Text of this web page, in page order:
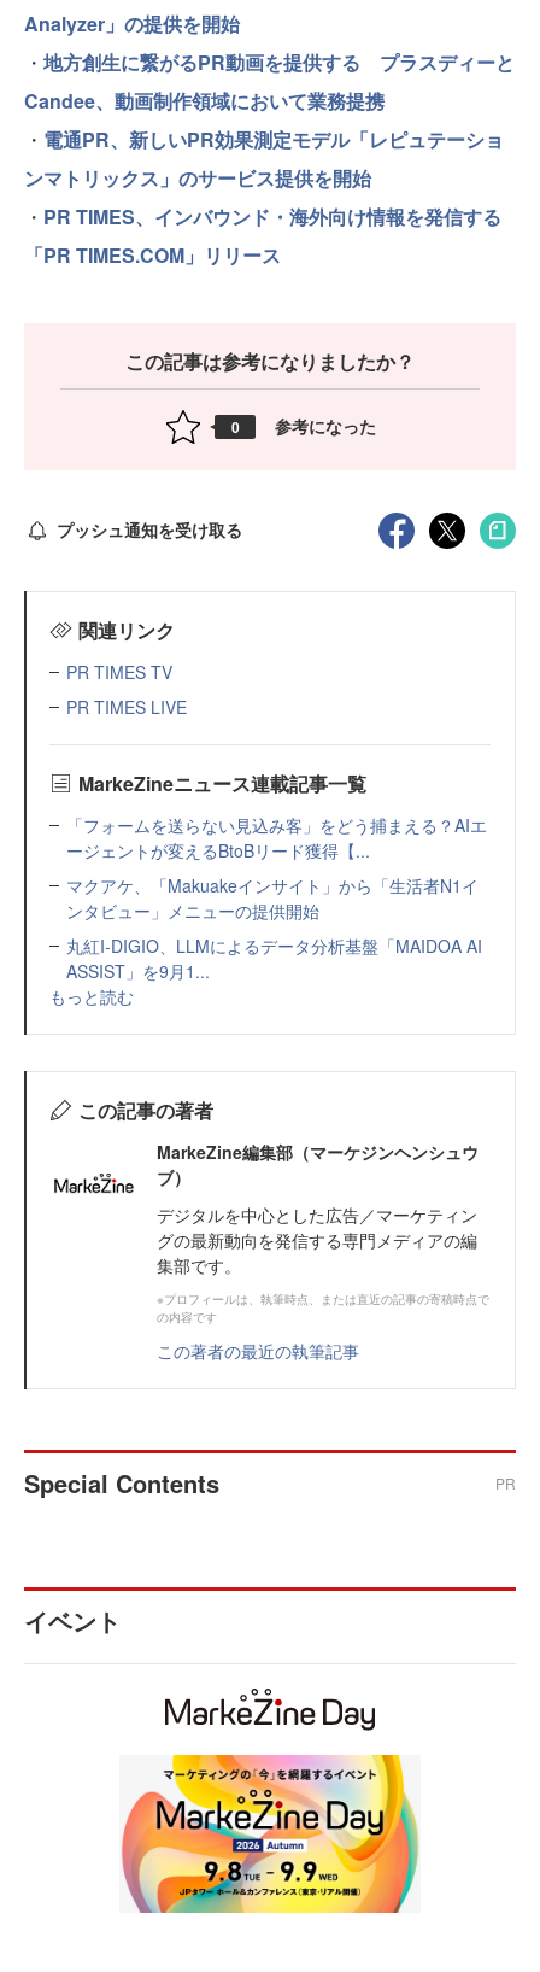
Analyzer」の提供を開始
・ 地方創生に繋がるPR動画を提供する プラスディーと
Candee、動画制作領域において業務提携
・ 電通PR、新しいPR効果測定モデル「レピュテーショ
ンマトリックス」のサービス提供を開始
・ PR TIMES、インバウンド・海外向け情報を発信する
「PR TIMES.COM」リリース
この記事は参考になりましたか？
0 参考になった
プッシュ通知を受け取る
関連リンク
PR TIMES TV
PR TIMES LIVE
MarkeZineニュース連載記事一覧
「フォームを送らない見込み客」をどう捕まえる？AIエ
ージェントが変えるBtoBリード獲得【...
マクアケ、「Makuakeインサイト」から「生活者N1イ
ンタビュー」メニューの提供開始
丸紅I-DIGIO、LLMによるデータ分析基盤「MAIDOA AI
ASSIST」を9月1...
もっと読む
この記事の著者
MarkeZine編集部（マーケジンヘンシュウ
ブ）
デジタルを中心とした広告／マーケティン
グの最新動向を発信する専門メディアの編
集部です。
※プロフィールは、執筆時点、または直近の記事の寄稿時点で
の内容です
この著者の最近の執筆記事
Special Contents PR
イベント